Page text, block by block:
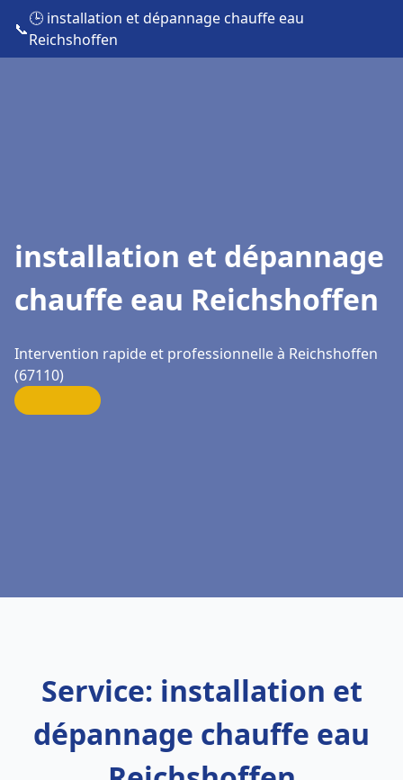
📞
🕒 installation et dépannage chauffe eau
Reichshoffen
installation et dépannage
chauffe eau Reichshoffen
Intervention rapide et professionnelle à Reichshoffen
(67110)
Service: installation et
dépannage chauffe eau